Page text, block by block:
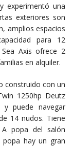
experimentó una
exteriores son
amplios espacios
para 12
Axis ofrece 2
en alquiler.
construido con un
1250hp Deutz
puede navegar
14 nudos. Tiene
popa del salón
hay un gran